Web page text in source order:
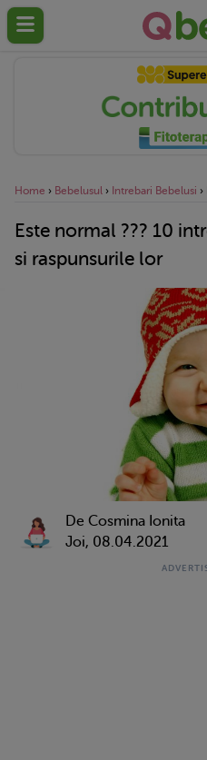
Home › Bebelusul › Intrebari Bebelusi ›
Este normal ??? 10
si raspunsurile lor
De Cosmina Ionita
Joi, 08.04.2021